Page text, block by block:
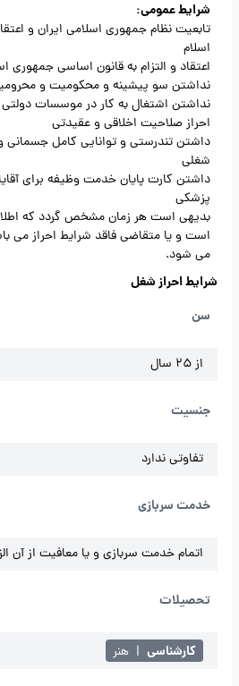
شرایط عمومی:
تابعیت نظام جمهوری اسلامی ایران و
اسلام
اعتقاد و التزام به قانون اساسی جمهوری
نداشتن سو پیشینه و محکومیت و
نداشتن اشتغال به کار در موسسات دولتی
احراز صلاحیت اخلاقی و عقیدتی
داشتن تندرستی و توانایی کامل جسمانی
شغلی
داشتن کارت پایان خدمت وظیفه برای
پزشکی
بدیهی است هر زمان مشخص گردد که
است و یا متقاضی فاقد شرایط احراز می
می شود.
شرایط احراز شغل
سن
از 25 سال
جنسیت
تفاوتی ندارد
خدمت سربازی
اتمام خدمت سربازی و یا معافیت از آن
تحصیلات
کارشناسی | هنر